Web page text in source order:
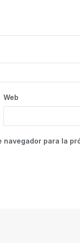
Web
para la